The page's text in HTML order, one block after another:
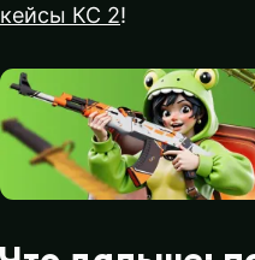
кейсы КС 2!